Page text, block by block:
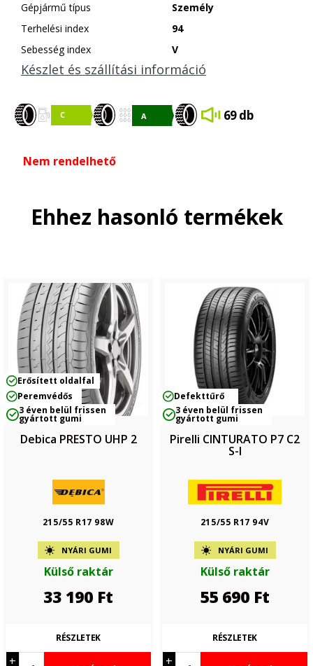
Gépjármű típus
Személy
Terhelési index
94
Sebesség index
V
Készlet és szállítási információ
69 db
Nem rendelhető
Ehhez hasonló termékek
Erősített oldalfal
Peremvédős
3 éven belül frissen
gyártott gumi
Debica PRESTO UHP 2
215/55 R17 98W
NYÁRI GUMI
Külső raktár
33 190 Ft
+
RÉSZLETEK
Defekttűrő
3 éven belül frissen
gyártott gumi
Pirelli CINTURATO P7 C2
S-I
215/55 R17 94V
NYÁRI GUMI
Külső raktár
55 690 Ft
+
RÉSZLETEK